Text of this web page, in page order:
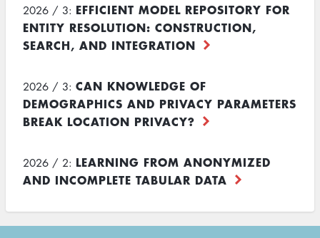
2026 / 3: EFFICIENT MODEL REPOSITORY FOR
ENTITY RESOLUTION: CONSTRUCTION,
SEARCH, AND INTEGRATION
2026 / 3: CAN KNOWLEDGE OF
DEMOGRAPHICS AND PRIVACY PARAMETERS
BREAK LOCATION PRIVACY?
2026 / 2: LEARNING FROM ANONYMIZED
AND INCOMPLETE TABULAR DATA